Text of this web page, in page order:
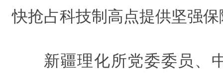
快抢占科技制高点提供坚强保
新疆理化所党委委员、